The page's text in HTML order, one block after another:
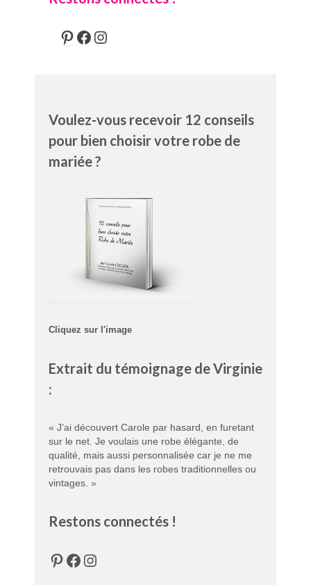
Pinterest
Facebook
Instagram
Voulez-vous recevoir 12 conseils
pour bien choisir votre robe de
mariée ?
Cliquez sur l'image
Extrait du témoignage de Virginie
:
« J’ai découvert Carole par hasard, en furetant
sur le net. Je voulais une robe élégante, de
qualité, mais aussi personnalisée car je ne me
retrouvais pas dans les robes traditionnelles ou
vintages. »
Restons connectés !
Pinterest
Facebook
Instagram